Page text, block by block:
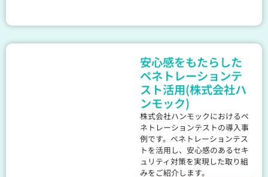
安心感をもたらした
ペネトレーションテ
スト活用(株式会社ハ
ンモック)
株式会社ハンモックにおけるペ
ネトレーションテストの導入事
例です。ペネトレーションテス
トを活用し、安心感のあるセキ
ュリティ対策を実現した取り組
みをご紹介します。